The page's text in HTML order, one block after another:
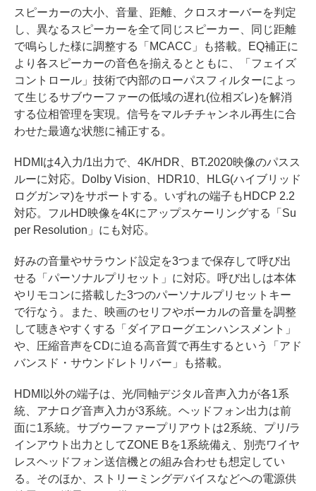
スピーカーの大小、音量、距離、クロスオーバーを判定
し、異なるスピーカーを全て同じスピーカー、同じ距離
で鳴らした様に調整する「MCACC」も搭載。EQ補正に
より各スピーカーの音色を揃えるとともに、「フェイズ
コントロール」技術で内部のローパスフィルターによっ
て生じるサブウーファーの低域の遅れ(位相ズレ)を解消
する位相管理を実現。信号をマルチチャンネル再生に合
わせた最適な状態に補正する。
HDMIは4入力/1出力で、4K/HDR、BT.2020映像のパスス
ルーに対応。Dolby Vision、HDR10、HLG(ハイブリッド
ログガンマ)をサポートする。いずれの端子もHDCP 2.2
対応。フルHD映像を4Kにアップスケーリングする「Su
per Resolution」にも対応。
好みの音量やサラウンド設定を3つまで保存して呼び出
せる「パーソナルプリセット」に対応。呼び出しは本体
やリモコンに搭載した3つのパーソナルプリセットキー
で行なう。また、映画のセリフやボーカルの音量を調整
して聴きやすくする「ダイアローグエンハンスメント」
や、圧縮音声をCDに迫る高音質で再生するという「アド
バンスド・サウンドレトリバー」も搭載。
HDMI以外の端子は、光/同軸デジタル音声入力が各1系
統、アナログ音声入力が3系統。ヘッドフォン出力は前
面に1系統。サブウーファープリアウトは2系統、プリ/ラ
インアウト出力としてZONE Bを1系統備え、別売ワイヤ
レスヘッドフォン送信機との組み合わせも想定してい
る。そのほか、ストリーミングデバイスなどへの電源供